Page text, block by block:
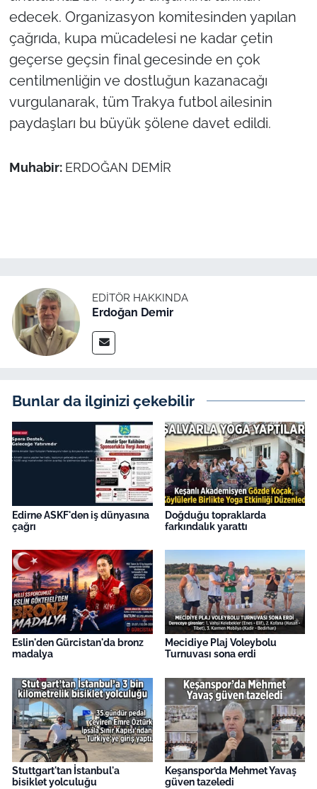
edecek. Organizasyon komitesinden yapılan
çağrıda, kupa mücadelesi ne kadar çetin
geçerse geçsin final gecesinde en çok
centilmenliğin ve dostluğun kazanacağı
vurgulanarak, tüm Trakya futbol ailesinin
paydaşları bu büyük şölene davet edildi.
Muhabir: ERDOĞAN DEMİR
EDITÖR HAKKINDA
Erdoğan Demir
Bunlar da ilginizi çekebilir
Edirne ASKF'den iş dünyasına
çağrı
Doğduğu topraklarda
farkındalık yarattı
Eslin'den Gürcistan'da bronz
madalya
Mecidiye Plaj Voleybolu
Turnuvası sona erdi
Stuttgart'tan İstanbul'a
bisiklet yolculuğu
Keşanspor’da Mehmet Yavaş
güven tazeledi